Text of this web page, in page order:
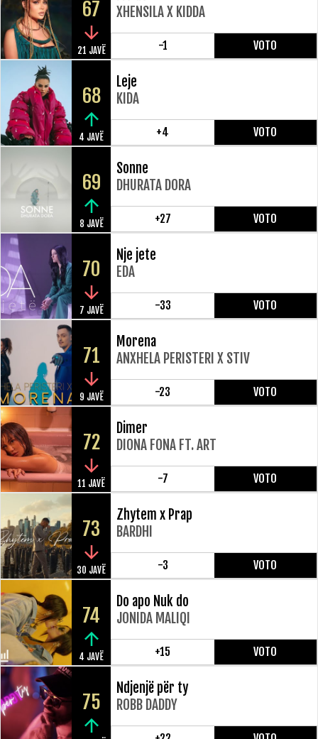
67
21 JAVË
XHENSILA X KIDDA
-1 VOTO
68
4 JAVË
Leje
KIDA
+4 VOTO
69
8 JAVË
Sonne
DHURATA DORA
+27 VOTO
70
7 JAVË
Nje jete
EDA
-33 VOTO
71
9 JAVË
Morena
ANXHELA PERISTERI X STIV
-23 VOTO
72
11 JAVË
Dimer
DIONA FONA FT. ART
-7 VOTO
73
30 JAVË
Zhytem x Prap
BARDHI
-3 VOTO
74
4 JAVË
Do apo Nuk do
JONIDA MALIQI
+15 VOTO
75
Ndjenjë për ty
ROBB DADDY